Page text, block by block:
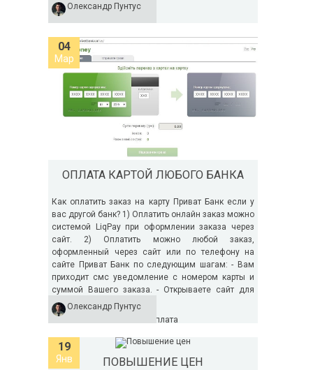
Олександр Пунтус
04
Мар
ОПЛАТА КАРТОЙ ЛЮБОГО БАНКА
Как оплатить заказ на карту Приват Банк если у
вас другой банк? 1) Оплатить онлайн заказ можно
системой LiqPay при оформлении заказа через
сайт. 2) Оплатить можно любой заказ,
оформленный через сайт или по телефону на
сайте Приват Банк по следующим шагам: - Вам
приходит смс уведомление с номером карты и
суммой Вашего заказа. - Открываете сайт для
перевода денег...
оплата
Олександр Пунтус
19
Янв ПОВЫШЕНИЕ ЦЕН